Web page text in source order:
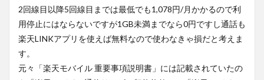
2回線目以降5回線目までは最低でも1,078円/月かかるので利
用停止にはならないですが1GB未満までなら0円ですし通話も
楽天LINKアプリを使えば無料なので使わなきゃ損だと考えま
す。
元々「楽天モバイル 重要事項説明書」には記載されていたの